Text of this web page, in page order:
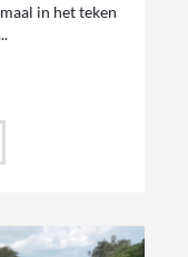
in het teken